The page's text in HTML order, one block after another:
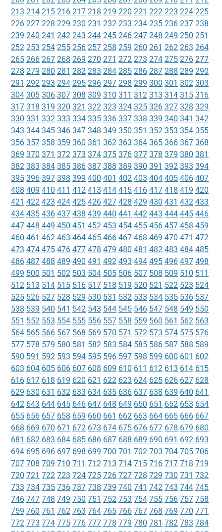
213 214 215 216 217 218 219 220 221 222 223 224 225
226 227 228 229 230 231 232 233 234 235 236 237 238
239 240 241 242 243 244 245 246 247 248 249 250 251
252 253 254 255 256 257 258 259 260 261 262 263 264
265 266 267 268 269 270 271 272 273 274 275 276 277
278 279 280 281 282 283 284 285 286 287 288 289 290
291 292 293 294 295 296 297 298 299 300 301 302 303
304 305 306 307 308 309 310 311 312 313 314 315 316
317 318 319 320 321 322 323 324 325 326 327 328 329
330 331 332 333 334 335 336 337 338 339 340 341 342
343 344 345 346 347 348 349 350 351 352 353 354 355
356 357 358 359 360 361 362 363 364 365 366 367 368
369 370 371 372 373 374 375 376 377 378 379 380 381
382 383 384 385 386 387 388 389 390 391 392 393 394
395 396 397 398 399 400 401 402 403 404 405 406 407
408 409 410 411 412 413 414 415 416 417 418 419 420
421 422 423 424 425 426 427 428 429 430 431 432 433
434 435 436 437 438 439 440 441 442 443 444 445 446
447 448 449 450 451 452 453 454 455 456 457 458 459
460 461 462 463 464 465 466 467 468 469 470 471 472
473 474 475 476 477 478 479 480 481 482 483 484 485
486 487 488 489 490 491 492 493 494 495 496 497 498
499 500 501 502 503 504 505 506 507 508 509 510 511
512 513 514 515 516 517 518 519 520 521 522 523 524
525 526 527 528 529 530 531 532 533 534 535 536 537
538 539 540 541 542 543 544 545 546 547 548 549 550
551 552 553 554 555 556 557 558 559 560 561 562 563
564 565 566 567 568 569 570 571 572 573 574 575 576
577 578 579 580 581 582 583 584 585 586 587 588 589
590 591 592 593 594 595 596 597 598 599 600 601 602
603 604 605 606 607 608 609 610 611 612 613 614 615
616 617 618 619 620 621 622 623 624 625 626 627 628
629 630 631 632 633 634 635 636 637 638 639 640 641
642 643 644 645 646 647 648 649 650 651 652 653 654
655 656 657 658 659 660 661 662 663 664 665 666 667
668 669 670 671 672 673 674 675 676 677 678 679 680
681 682 683 684 685 686 687 688 689 690 691 692 693
694 695 696 697 698 699 700 701 702 703 704 705 706
707 708 709 710 711 712 713 714 715 716 717 718 719
720 721 722 723 724 725 726 727 728 729 730 731 732
733 734 735 736 737 738 739 740 741 742 743 744 745
746 747 748 749 750 751 752 753 754 755 756 757 758
759 760 761 762 763 764 765 766 767 768 769 770 771
772 773 774 775 776 777 778 779 780 781 782 783 784